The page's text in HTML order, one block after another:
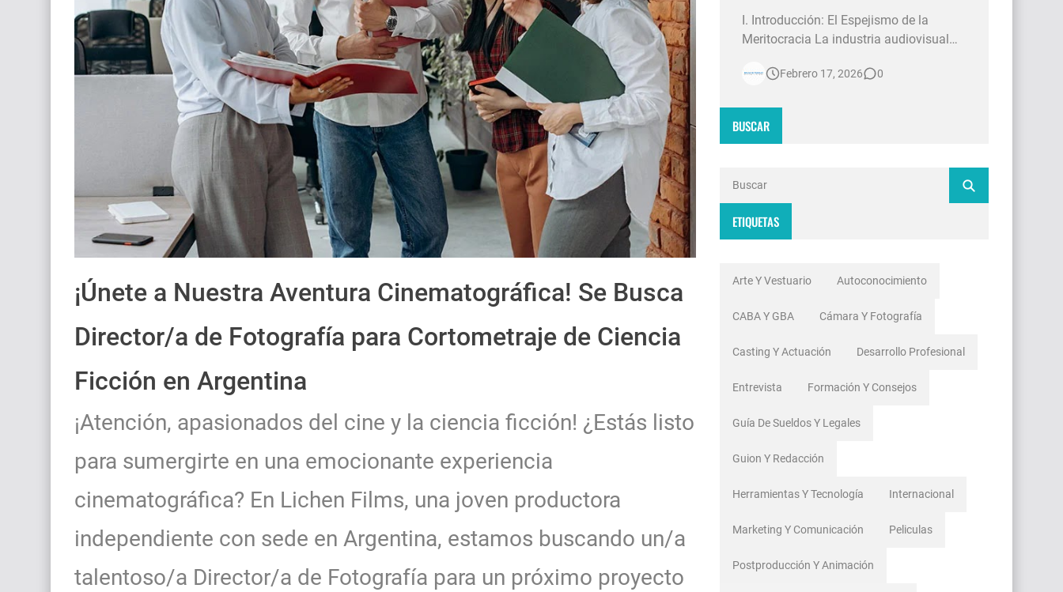
¡Únete a Nuestra Aventura Cinematográfica! Se Busca
Director/a de Fotografía para Cortometraje de Ciencia
Ficción en Argentina
¡Atención, apasionados del cine y la ciencia ficción! ¿Estás listo
para sumergirte en una emocionante experiencia
cinematográfica? En Lichen Films, una joven productora
independiente con sede en Argentina, estamos buscando un/a
talentoso/a Director/a de Fotografía para un próximo proyecto
I. Introducción: El Espejismo de la
Meritocracia La industria audiovisual
contradicciones estructurales. Mientras
tecnología 4K, escenografías de
Febrero 17, 2026 0
BUSCAR
ETIQUETAS
Arte Y Vestuario Autoconocimiento
CABA Y GBA Cámara Y Fotografía
Casting Y Actuación Desarrollo Profesional
Entrevista Formación Y Consejos
Guía De Sueldos Y Legales
Guion Y Redacción
Herramientas Y Tecnología Internacional
Marketing Y Comunicación Peliculas
Postproducción Y Animación